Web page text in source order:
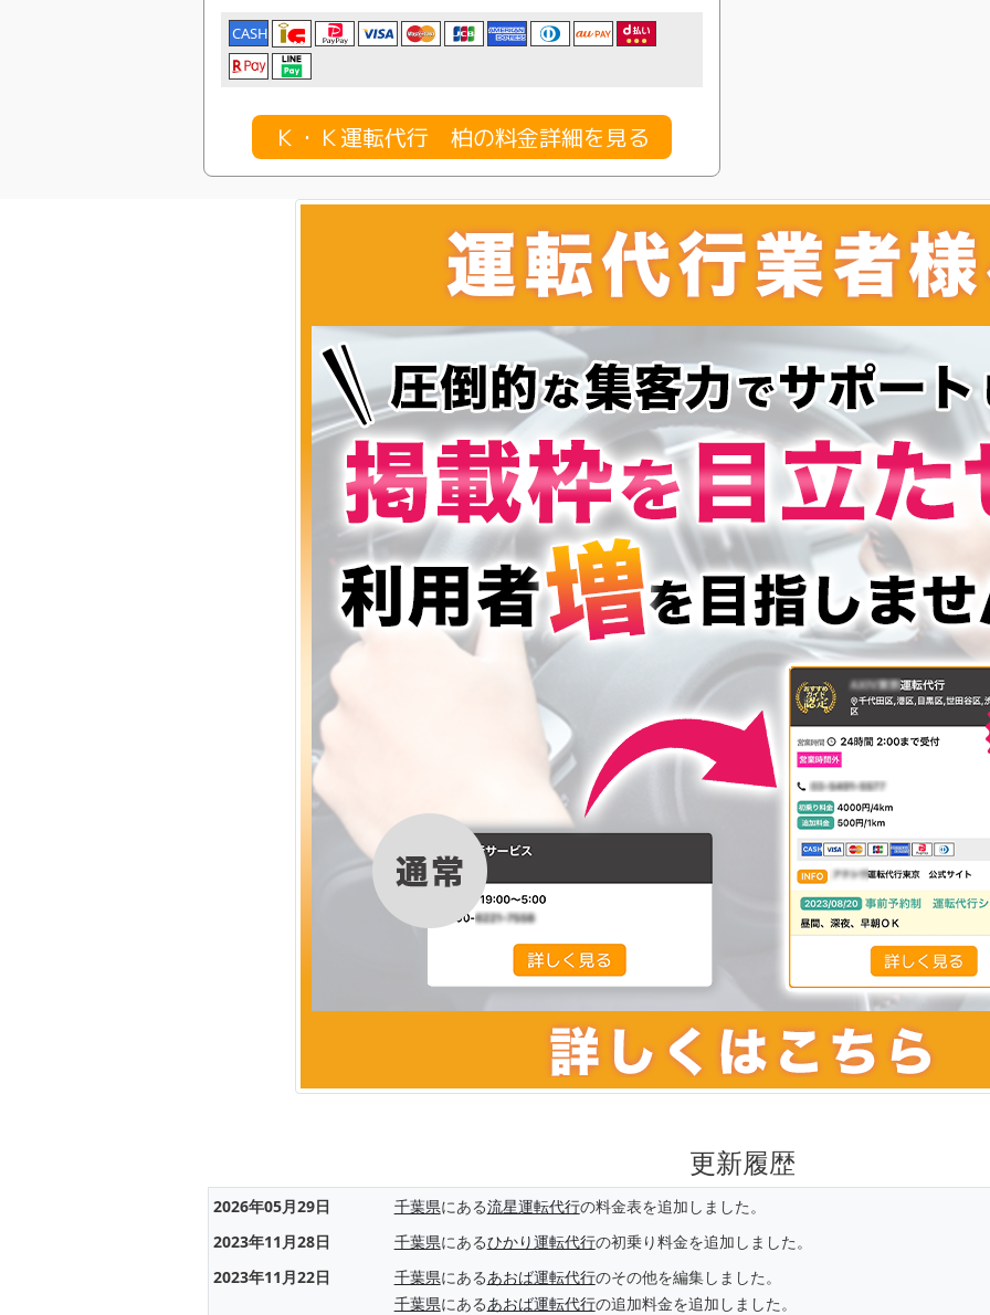
CASH
Ｋ・Ｋ運転代行 柏の料金詳細を見る
更新履歴
2026年05月29日 千葉県にある流星運転代行の料金表を追加しました。
2023年11月28日
千葉県にあるひかり運転代行の初乗り料金を追加しました。
2023年11月22日
千葉県にあるあおば運転代行のその他を編集しました。
千葉県にあるあおば運転代行の追加料金を追加しました。